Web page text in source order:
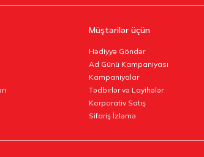
Müştərilər üçün
Hədiyyə Göndər
Ad Günü Kampaniyası
Kampaniyalar
Tədbirlər və Layihələr
Korporativ Satış
Sifariş İzləmə